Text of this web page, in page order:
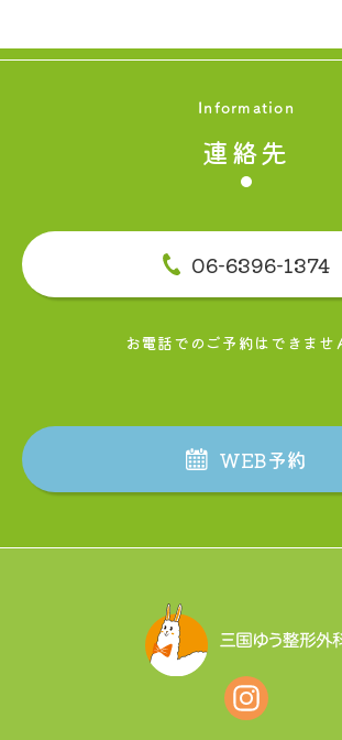
Information
連絡先
06-6396-1374
お電話でのご予約はできませ
WEB予約